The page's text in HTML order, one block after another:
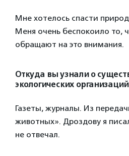
Мне хотелось спасти
Меня очень беспокоило то,
обращают на это внимания.
Откуда вы узнали о
экологических
Газеты, журналы. Из
животных». Дроздову я
не отвечал.